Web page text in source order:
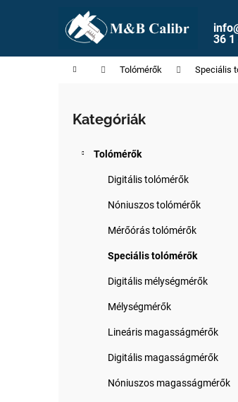
36 1
KezdőlapTolómérők Speciális
Kategóriák
átugrása
Kategóriák
Tolómérők
Digitális tolómérők
Nóniuszos tolómérők
Mérőórás tolómérők
Speciális tolómérők
Digitális mélységmérők
Mélységmérők
Lineáris magasságmérők
Digitális magasságmérők
Nóniuszos magasságmérők
á
Vissza
a boltba
Vissza
a boltba